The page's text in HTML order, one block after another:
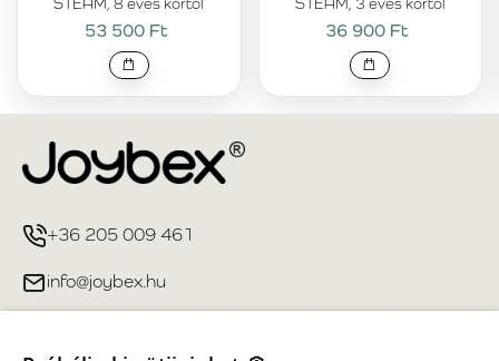
53 500 Ft 36 900 Ft
+36 205 009 461
info@joybex.hu